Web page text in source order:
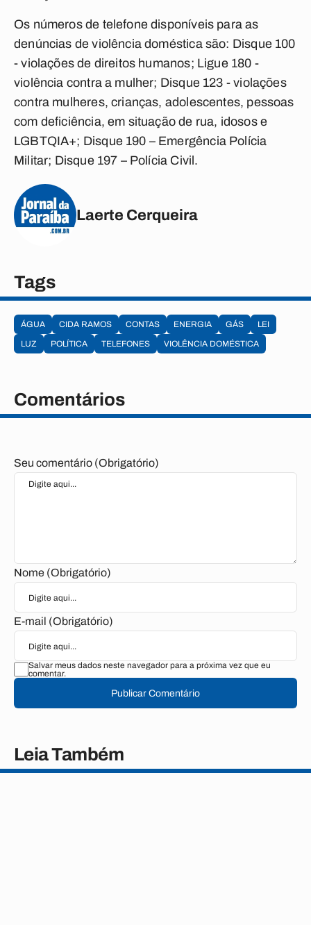
Os números de telefone disponíveis para as
denúncias de violência doméstica são: Disque 100
- violações de direitos humanos; Ligue 180 -
violência contra a mulher; Disque 123 - violações
contra mulheres, crianças, adolescentes, pessoas
com deficiência, em situação de rua, idosos e
LGBTQIA+; Disque 190 – Emergência Polícia
Militar; Disque 197 – Polícia Civil.
Laerte Cerqueira
Tags
ÁGUA CIDA RAMOS CONTAS ENERGIA GÁS
LEI
LUZ
POLÍTICA TELEFONES VIOLÊNCIA DOMÉSTICA
Comentários
Seu comentário (Obrigatório)
Nome (Obrigatório)
E-mail (Obrigatório)
Salvar meus dados neste navegador para a próxima vez que eu
comentar.
Publicar Comentário
Leia Também